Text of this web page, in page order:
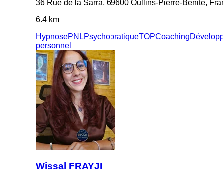
36 Rue de la Sarra, 69600 Oullins-Pierre-Bénite,
6.4 km
HypnosePNLPsychopratiqueTOPCoaching
personnel
Wissal FRAYJI